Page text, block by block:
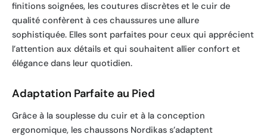
finitions soignées, les coutures discrètes et le cuir de
qualité confèrent à ces chaussures une allure
sophistiquée. Elles sont parfaites pour ceux qui apprécient
l’attention aux détails et qui souhaitent allier confort et
élégance dans leur quotidien.
Adaptation Parfaite au Pied
Grâce à la souplesse du cuir et à la conception
ergonomique, les chaussons Nordikas s’adaptent